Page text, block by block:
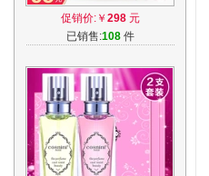
恋50ml 清新女香法国专柜限
量版
促销价:￥ 298元
已销售:108件